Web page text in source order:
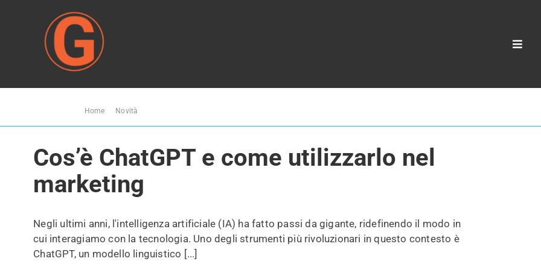
contenuto
Toggle
Home Novità
Cos’è ChatGPT e come utilizzarlo nel
marketing
Negli ultimi anni, l'intelligenza artificiale (IA) ha fatto passi da gigante, ridefinendo il modo in
cui interagiamo con la tecnologia. Uno degli strumenti più rivoluzionari in questo contesto è
ChatGPT, un modello linguistico [...]